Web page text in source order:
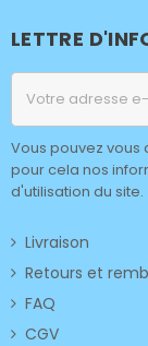
LETTRE
Vous pouvez vous
pour cela nos
d'utilisation du site.
Livraison
Retours et
FAQ
CGV